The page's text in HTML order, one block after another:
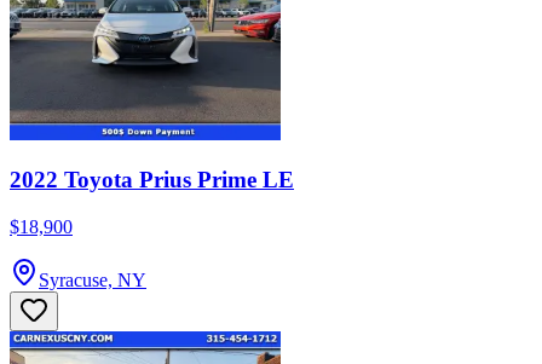
2022 Toyota Prius Prime LE
$18,900
Syracuse, NY